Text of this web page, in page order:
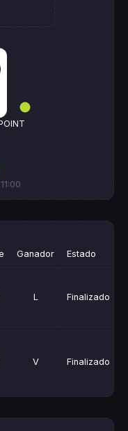
11:00
Ganador Estado
L Finalizado
V Finalizado